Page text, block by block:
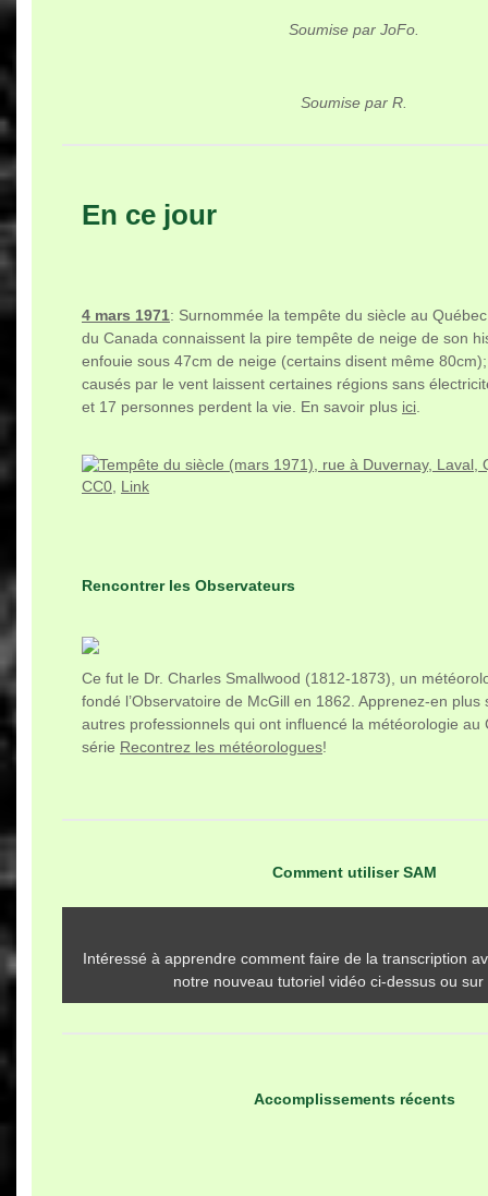
Soumise par JoFo.
Soumise par R.
En ce jour
4 mars 1971: Surnommée la tempête du siècle au
du Canada connaissent la pire tempête de neige de son
enfouie sous 47cm de neige (certains disent même
causés par le vent laissent certaines régions sans
et 17 personnes perdent la vie. En savoir plus ici
CC0 Link
Rencontrer les Observateurs
Ce fut le Dr. Charles Smallwood (1812-1873), un
fondé l’Observatoire de McGill en 1862. Apprenez-en plus
autres professionnels qui ont influencé la météorologie au
série Recontrez les météorologues!
Comment utiliser SAM
Intéressé à apprendre comment faire de la transcription
notre nouveau tutoriel vidéo ci-dessus ou sur
Accomplissements récents